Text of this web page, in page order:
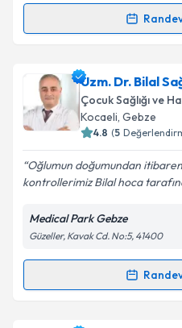
Randevu Takvimi
Uzm. Dr. Ersin Sayar
oluşturun. Size bu
takvim hazırlandığında
Kişisel verilerimin
Metni'ni okudum ve
kapsamda
Uzm. Dr. Bilal
Çocuk Sağlığı ve
Kocaeli, Gebze
4.8 (5
Oğlumun doğumundan
kontrollerimiz Bilal hoca
Medical Park Gebze
Güzeller, Kavak Cd. No:5, 41400
Randevu Takvimi